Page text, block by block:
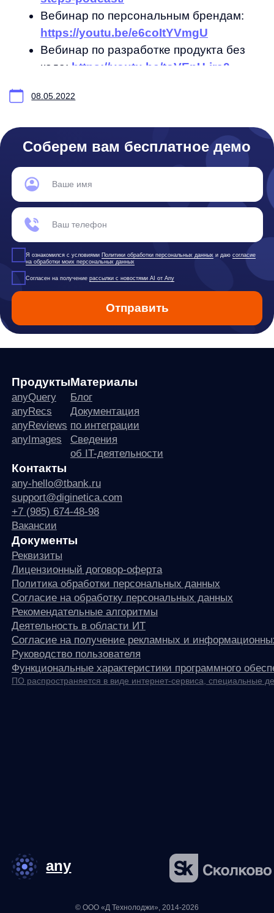
Юридический адрес:121 205, город Москва, тер Инновационного
Центра Сколково, Большой б-р, д. 42 стр. 1
Фактический адрес:
ИНН 7 728 492 537
Основной код по ОКВЭД — 62.01 Разработка компьютерного
программного обеспечения
any
any-hello@tbank.ru
support@diginetica.com
+7 (985) 674-48-98
Документы
Политика обработки персональных данных
Согласие на обработку персональных данных
Деятельность в области ИТ
Согласие на получение рекламных и информационных
Руководство пользователя
Функциональные характеристики программного обеспечения
ПО распространяется в виде интернет-сервиса, специальные действия по